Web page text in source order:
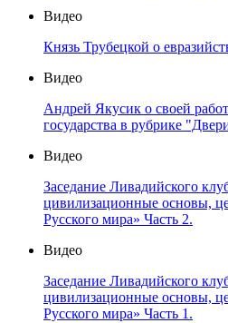
Видео
Князь Трубецкой о
Видео
Андрей Якусик о своей
государства в рубрике
Видео
Заседание Ливадийского
цивилизационные основы,
Русского мира» Часть 2.
Видео
Заседание Ливадийского
цивилизационные основы,
Русского мира» Часть 1.